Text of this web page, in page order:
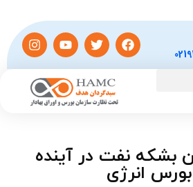
بشکه نفت در آینده
انرژی